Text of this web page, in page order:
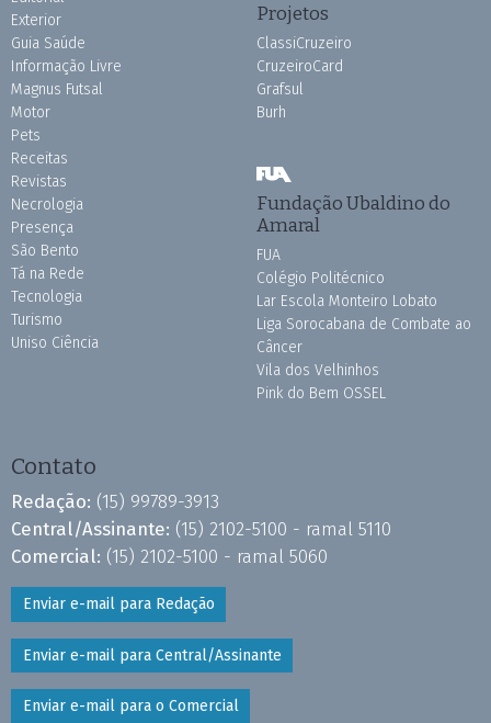
Exterior
Guia Saúde
Informação Livre
Magnus Futsal
Motor
Pets
Receitas
Revistas
Necrologia
Presença
São Bento
Tá na Rede
Tecnologia
Turismo
Uniso Ciência
Projetos
ClassiCruzeiro
CruzeiroCard
Grafsul
Burh
Fundação Ubaldino do
Amaral
FUA
Colégio Politécnico
Lar Escola Monteiro Lobato
Liga Sorocabana de Combate ao
Câncer
Vila dos Velhinhos
Pink do Bem OSSEL
Contato
Redação: (15) 99789-3913
Central/Assinante: (15) 2102-5100 - ramal 5110
Comercial: (15) 2102-5100 - ramal 5060
Enviar e-mail para Redação
Enviar e-mail para Central/Assinante
Enviar e-mail para o Comercial